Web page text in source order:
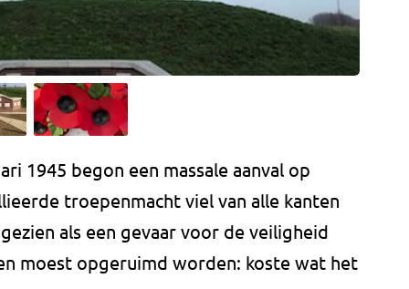
1945 begon een massale aanval op
troepenmacht viel van alle kanten
als een gevaar voor de veiligheid
moest opgeruimd worden: koste wat het